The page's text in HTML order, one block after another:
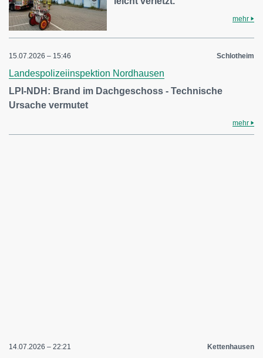
mehr
15.07.2026 – 15:46 Schlotheim
Landespolizeiinspektion Nordhausen
LPI-NDH: Brand im Dachgeschoss - Technische
Ursache vermutet
mehr
14.07.2026 – 22:21 Kettenhausen